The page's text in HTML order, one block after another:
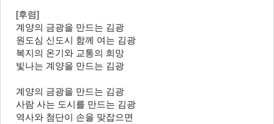
[후렴]
계양의 금광을 만드는 김광
원도심 신도시 함께 여는 김광
복지의 온기와 교통의 희망
빛나는 계양을 만드는 김광
계양의 금광을 만드는 김광
사람 사는 도시를 만드는 김광
역사와 첨단이 손을 맞잡으면